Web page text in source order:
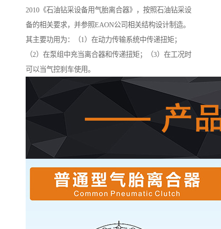
2010《石油钻采设备用气胎离合器》，按照石油钻采设
备的相关要求，并参照EAON公司相关结构设计制造。
其主要功用为：（1）在动力传输系统中传递扭矩；
（2）在泵组中充当离合器和传递扭矩；（3）在工况时
可以当气控刹车使用。